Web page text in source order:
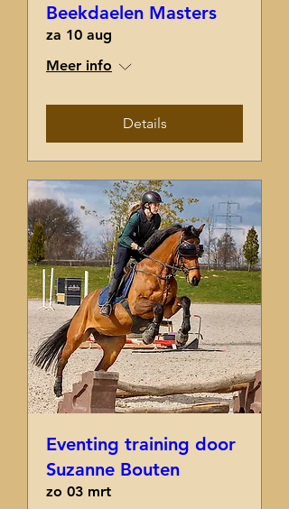
Beekdaelen Masters
za 10 aug
Meer info
Details
Eventing training door
Suzanne Bouten
zo 03 mrt